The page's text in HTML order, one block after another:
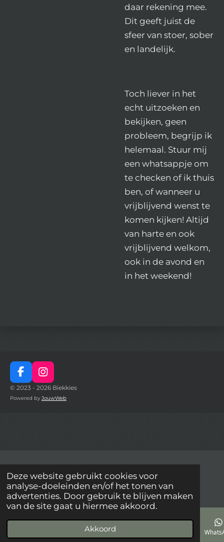
Deze website gebruikt cookies voor
analyse-doeleinden en/of het tonen van
advertenties. Door gebruik te blijven maken
van de site gaat u hiermee akkoord.
Akkoord
daar rekening mee.
Dit geeft juist de
sfeer van stoer, sober
en landelijk.
Toch liever in het
echt uitzoeken en
bekijken, geen
probleem, begrijp ik
helemaal. Stuur mij
een whatsappje om
te checken of ik thuis
ben, of wanneer u
vrijblijvend wenst te
komen kijken! Altijd
van harte en ook
vrijblijvend welkom,
ook in de avond en
in het weekend!
F
a
c
I
n
s
© 2023 - 2026 Biekkies
Powered by JouwWeb
Telefoonnummer